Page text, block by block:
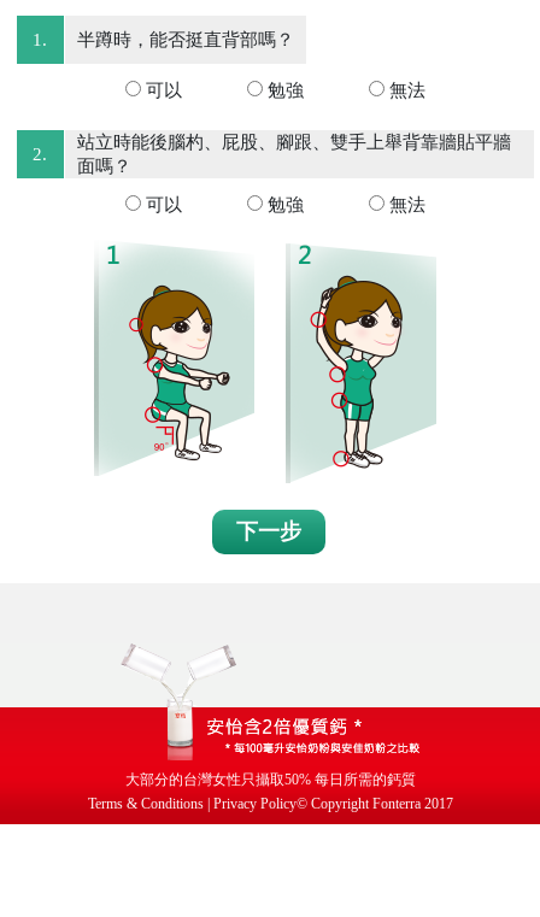
1. 半蹲時，能否挺直背部嗎？
可以 勉強 無法
2.
站立時能後腦杓、屁股、腳跟、雙手上舉背靠牆貼平牆
面嗎？
可以
勉強 無法
下一步
大部分的台灣女性只攝取50% 每日所需的鈣質
Terms & Conditions | Privacy Policy© Copyright Fonterra 2017